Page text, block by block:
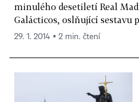
minulého desetiletí Real
Galácticos, oslňující sestavu
29. 1. 2014 ▪ 2 min. čtení